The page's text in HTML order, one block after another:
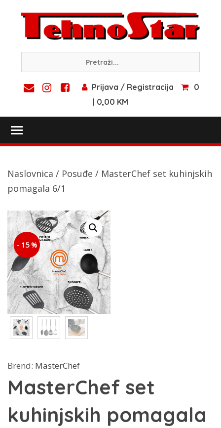
content
Prijava / Registracija
0
| 0,00 KM
Naslovnica / Posuđe / MasterChef set kuhinjskih
pomagala 6/1
- 15 %
Brend: MasterChef
MasterChef set
kuhinjskih pomagala